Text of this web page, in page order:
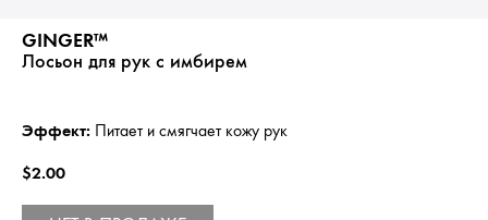
GINGER™
Лосьон для рук с имбирем
Эффект: Питает и смягчает кожу рук
$2.00